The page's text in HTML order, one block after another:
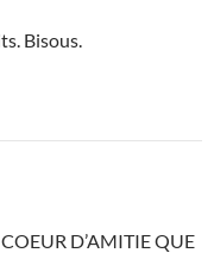
Bisous.
D’AMITIE QUE